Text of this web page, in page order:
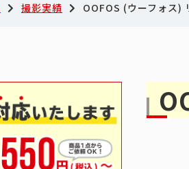
撮影実績 OOFOS (ウーフォス)